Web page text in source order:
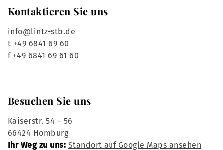
Kontaktieren Sie uns
info@lintz-stb.de
t +49 6841 69 60
f +49 6841 69 61 60
Besuchen Sie uns
Kaiserstr. 54 – 56
66424 Homburg
Ihr Weg zu uns: Standort auf Google Maps ansehen